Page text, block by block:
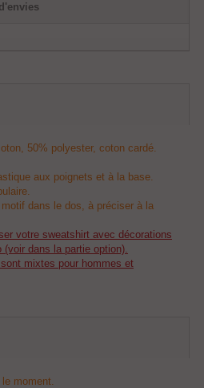
50% polyester, coton cardé.
aux poignets et à la base.
dans le dos, à préciser à la
votre sweatshirt avec décorations
dans la partie option).
mixtes pour hommes et
moment.